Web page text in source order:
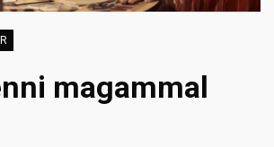
magammal